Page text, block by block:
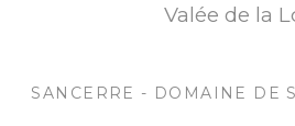
Valée de la
SANCERRE - DOMAINE DE